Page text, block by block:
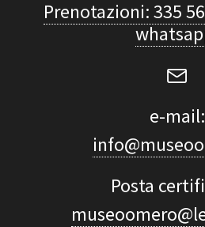
Prenotazioni: 335
e-mail:
Posta